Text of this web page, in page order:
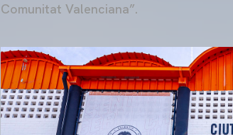
Comunitat Valenciana”.